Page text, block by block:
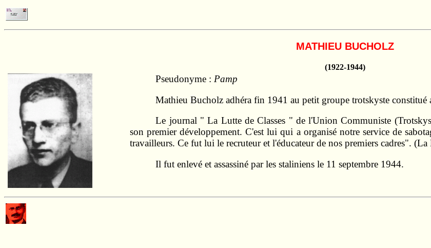
MATHIEU BUCHOLZ
(1922-1944)
Pseudonyme : Pamp
Mathieu Bucholz adhéra fin 1941 au petit groupe trotskyste
Le journal " La Lutte de Classes " de l'Union Communiste
son premier développement. C'est lui qui a organisé notre service de
travailleurs. Ce fut lui le recruteur et l'éducateur de nos premiers cadres".
Il fut enlevé et assassiné par les staliniens le 11 septembre 1944.